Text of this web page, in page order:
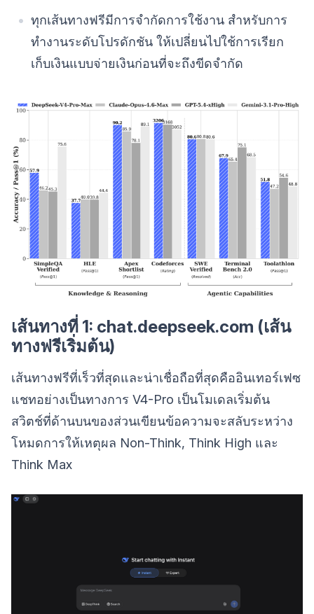
ทุกเส้นทางฟรีมีการจำกัดการใช้งาน สำหรับการ
ทำงานระดับโปรดักชัน ให้เปลี่ยนไปใช้การเรียก
เก็บเงินแบบจ่ายเงินก่อนที่จะถึงขีดจำกัด
เส้นทางที่ 1: chat.deepseek.com (เส้น
ทางฟรีเริ่มต้น)
เส้นทางฟรีที่เร็วที่สุดและน่าเชื่อถือที่สุดคืออินเทอร์เฟซ
แชทอย่างเป็นทางการ V4-Pro เป็นโมเดลเริ่มต้น
สวิตช์ที่ด้านบนของส่วนเขียนข้อความจะสลับระหว่าง
โหมดการให้เหตุผล Non-Think, Think High และ
Think Max